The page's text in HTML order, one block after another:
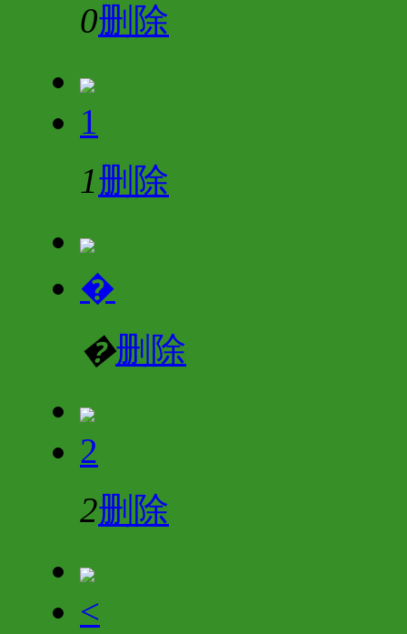
0删除
1
1删除
�
�删除
2
2删除
<